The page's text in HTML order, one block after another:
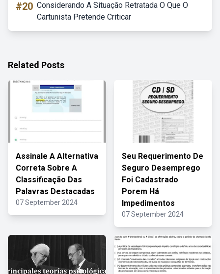
#20 Considerando A Situação Retratada O Que O
Cartunista Pretende Criticar
Related Posts
Assinale A Alternativa
Correta Sobre A
Classificação Das
Palavras Destacadas
07 September 2024
Seu Requerimento De
Seguro Desemprego
Foi Cadastrado
Porem Há
Impedimentos
07 September 2024